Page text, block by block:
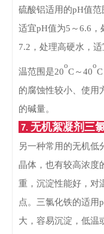
硫酸铝适用的pH值范
适宜pH值为5 ～6.6，
7.2，处理高硬水，
温范围是20
o
C～40
o
的腐蚀性较小、使用
的碱量。
7. 无机絮凝剂三
另一种常用的无机低
晶体，也有较高浓度
重，沉淀性能好，对
点。 三氯化铁的适用
大，容易沉淀，低温